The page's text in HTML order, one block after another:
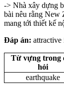
-> Nhà xây dựng
bài nêu rằng New
mang tới thiết kế
Đáp án: attractive
Từ vựng trong
hỏi
earthquake